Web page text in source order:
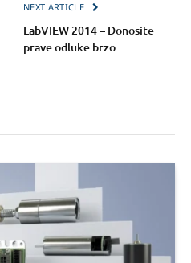
NEXT ARTICLE
LabVIEW 2014 – Donosite
prave odluke brzo